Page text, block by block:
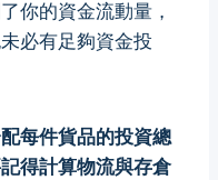
你的資金流動量，
必有足夠資金投
每件貨品的投資總
得計算物流與存倉